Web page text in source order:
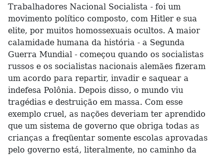
Trabalhadores Nacional Socialista - foi um
movimento político composto, com Hitler e sua
elite, por muitos homossexuais ocultos. A maior
calamidade humana da história - a Segunda
Guerra Mundial - começou quando os socialistas
russos e os socialistas nacionais alemães fizeram
um acordo para repartir, invadir e saquear a
indefesa Polônia. Depois disso, o mundo viu
tragédias e destruição em massa. Com esse
exemplo cruel, as nações deveriam ter aprendido
que um sistema de governo que obriga todas as
crianças a freqüentar somente escolas aprovadas
pelo governo está, literalmente, no caminho da